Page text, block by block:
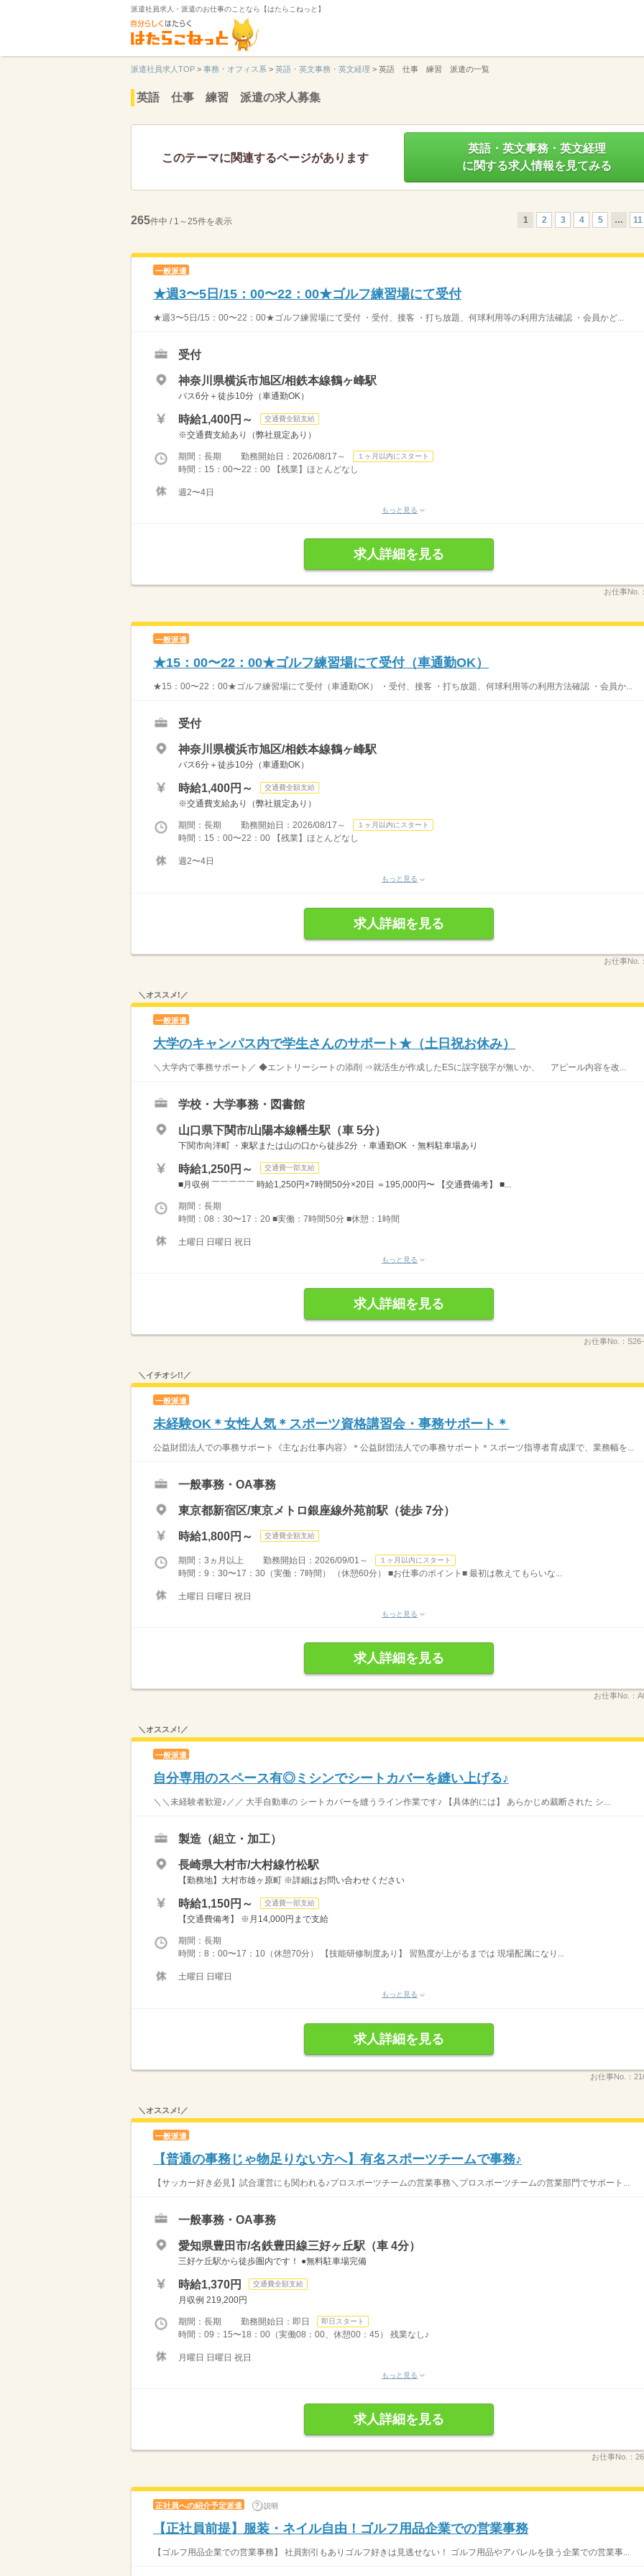
派遣社員求人・派遣のお仕事のことなら【はたらこねっと】
派遣社員求人TOP > 事務・オフィス系 > 英語・英文事務・英文経理 > 英語 仕事 練習 派遣の一覧
英語 仕事 練習 派遣の求人募集
このテーマに関連するページがあります
英語・英文事務・英文経理
に関する求人情報を見てみる
265件中 / 1～25件を表示 1 2 3 4 5 … 11
一般派遣
★週3〜5日/15：00〜22：00★ゴルフ練習場にて受付
★週3〜5日/15：00〜22：00★ゴルフ練習場にて受付 ・受付、接客 ・打ち放題、何球利用等の利用方法確認 ・会員かど...
受付
神奈川県横浜市旭区/相鉄本線鶴ヶ峰駅
バス6分＋徒歩10分（車通勤OK）
時給1,400円～ 交通費全額支給
※交通費支給あり（弊社規定あり）
期間：長期 勤務開始日：2026/08/17～ １ヶ月以内にスタート
時間：15：00〜22：00 【残業】ほとんどなし
週2〜4日
もっと見る
求人詳細を見る
お仕事No.
一般派遣
★15：00〜22：00★ゴルフ練習場にて受付（車通勤OK）
★15：00〜22：00★ゴルフ練習場にて受付（車通勤OK） ・受付、接客 ・打ち放題、何球利用等の利用方法確認 ・会員か...
受付
神奈川県横浜市旭区/相鉄本線鶴ヶ峰駅
バス6分＋徒歩10分（車通勤OK）
時給1,400円～ 交通費全額支給
※交通費支給あり（弊社規定あり）
期間：長期 勤務開始日：2026/08/17～ １ヶ月以内にスタート
時間：15：00〜22：00 【残業】ほとんどなし
週2〜4日
もっと見る
求人詳細を見る
お仕事No.
＼オススメ!／
一般派遣
大学のキャンパス内で学生さんのサポート★（土日祝お休み）
＼大学内で事務サポート／ ◆エントリーシートの添削 ⇒就活生が作成したESに誤字脱字が無いか、 アピール内容を改...
学校・大学事務・図書館
山口県下関市/山陽本線幡生駅（車 5分）
下関市向洋町 ・東駅または山の口から徒歩2分 ・車通勤OK ・無料駐車場あり
時給1,250円～ 交通費一部支給
■月収例 ￣￣￣￣￣ 時給1,250円×7時間50分×20日 ＝195,000円〜 【交通費備考】 ■...
期間：長期
時間：08：30〜17：20 ■実働：7時間50分 ■休憩：1時間
土曜日 日曜日 祝日
もっと見る
求人詳細を見る
お仕事No.：
＼イチオシ!!／
一般派遣
未経験OK＊女性人気＊スポーツ資格講習会・事務サポート＊
公益財団法人での事務サポート《主なお仕事内容》＊公益財団法人での事務サポート＊スポーツ指導者育成課で、業務幅を...
一般事務・OA事務
東京都新宿区/東京メトロ銀座線外苑前駅（徒歩 7分）
時給1,800円～ 交通費全額支給
期間：3ヵ月以上 勤務開始日：2026/09/01～ １ヶ月以内にスタート
時間：9：30〜17：30（実働：7時間） （休憩60分） ■お仕事のポイント■ 最初は教えてもらいな...
土曜日 日曜日 祝日
もっと見る
求人詳細を見る
お仕事No.：
＼オススメ!／
一般派遣
自分専用のスペース有◎ミシンでシートカバーを縫い上げる♪
＼＼未経験者歓迎♪／／ 大手自動車の シートカバーを縫うライン作業です♪ 【具体的には】 あらかじめ裁断された シ...
製造（組立・加工）
長崎県大村市/大村線竹松駅
【勤務地】大村市雄ヶ原町 ※詳細はお問い合わせください
時給1,150円～ 交通費一部支給
【交通費備考】 ※月14,000円まで支給
期間：長期
時間：8：00〜17：10（休憩70分） 【技能研修制度あり】 習熟度が上がるまでは 現場配属になり...
土曜日 日曜日
もっと見る
求人詳細を見る
お仕事No.：
＼オススメ!／
一般派遣
【普通の事務じゃ物足りない方へ】有名スポーツチームで事務♪
【サッカー好き必見】試合運営にも関われる♪プロスポーツチームの営業事務＼プロスポーツチームの営業部門でサポート...
一般事務・OA事務
愛知県豊田市/名鉄豊田線三好ヶ丘駅（車 4分）
三好ケ丘駅から徒歩圏内です！ ●無料駐車場完備
時給1,370円 交通費全額支給
月収例 219,200円
期間：長期 勤務開始日：即日 即日スタート
時間：09：15〜18：00（実働08：00、休憩00：45） 残業なし♪
月曜日 日曜日 祝日
もっと見る
求人詳細を見る
お仕事No.：
正社員への紹介予定派遣 説明
【正社員前提】服装・ネイル自由！ゴルフ用品企業での営業事務
【ゴルフ用品企業での営業事務】 社員割引もありゴルフ好きは見逃せない！ ゴルフ用品やアパレルを扱う企業での営業事...